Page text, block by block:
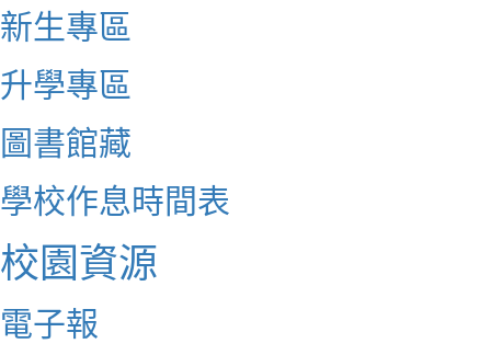
新生專區
升學專區
圖書館藏
學校作息時間表
校園資源
電子報